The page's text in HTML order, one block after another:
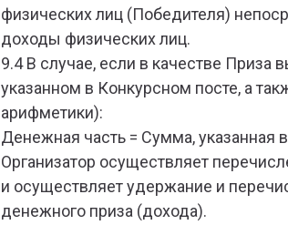
физических лиц (Победителя)
доходы физических лиц.
9.4 В случае, если в качестве
указанном в Конкурсном посте, а
арифметики):
Денежная часть = Сумма, указанная
Организатор осуществляет
и осуществляет удержание и
денежного приза (дохода).